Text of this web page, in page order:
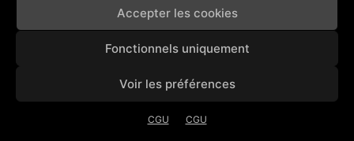
Accepter les cookies
Fonctionnels uniquement
Voir les préférences
CGU CGU
La méthode SWOT